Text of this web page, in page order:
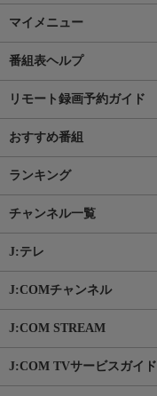
マイメニュー
番組表ヘルプ
リモート録画予約ガイド
おすすめ番組
ランキング
チャンネル一覧
J:テレ
J:COMチャンネル
J:COM STREAM
J:COM TVサービスガイド